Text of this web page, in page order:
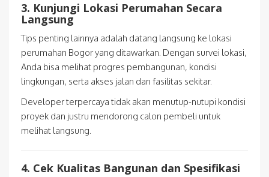
3. Kunjungi Lokasi Perumahan Secara
Langsung
Tips penting lainnya adalah datang langsung ke lokasi
perumahan Bogor yang ditawarkan. Dengan survei lokasi,
Anda bisa melihat progres pembangunan, kondisi
lingkungan, serta akses jalan dan fasilitas sekitar.
Developer terpercaya tidak akan menutup-nutupi kondisi
proyek dan justru mendorong calon pembeli untuk
melihat langsung.
4. Cek Kualitas Bangunan dan Spesifikasi